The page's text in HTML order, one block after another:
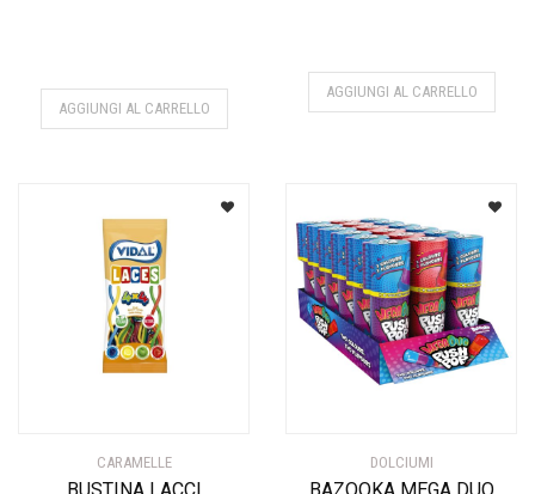
AGGIUNGI AL CARRELLO
AGGIUNGI AL CARRELLO
CARAMELLE
BUSTINA LACCI
DOLCIUMI
BAZOOKA MEGA DUO